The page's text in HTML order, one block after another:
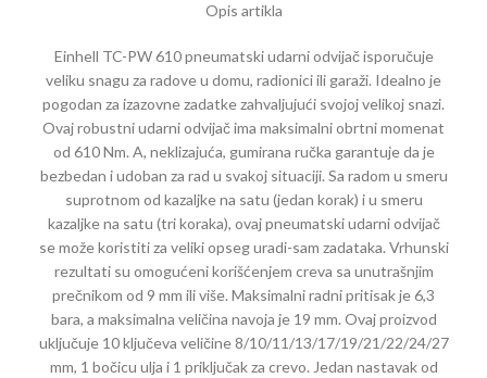
Opis artikla
Einhell TC-PW 610 pneumatski udarni odvijač isporučuje
veliku snagu za radove u domu, radionici ili garaži. Idealno je
pogodan za izazovne zadatke zahvaljujući svojoj velikoj snazi.
Ovaj robustni udarni odvijač ima maksimalni obrtni momenat
od 610 Nm. A, neklizajuća, gumirana ručka garantuje da je
bezbedan i udoban za rad u svakoj situaciji. Sa radom u smeru
suprotnom od kazaljke na satu (jedan korak) i u smeru
kazaljke na satu (tri koraka), ovaj pneumatski udarni odvijač
se može koristiti za veliki opseg uradi-sam zadataka. Vrhunski
rezultati su omogućeni korišćenjem creva sa unutrašnjim
prečnikom od 9 mm ili više. Maksimalni radni pritisak je 6,3
bara, a maksimalna veličina navoja je 19 mm. Ovaj proizvod
uključuje 10 ključeva veličine 8/10/11/13/17/19/21/22/24/27
mm, 1 bočicu ulja i 1 priključak za crevo. Jedan nastavak od